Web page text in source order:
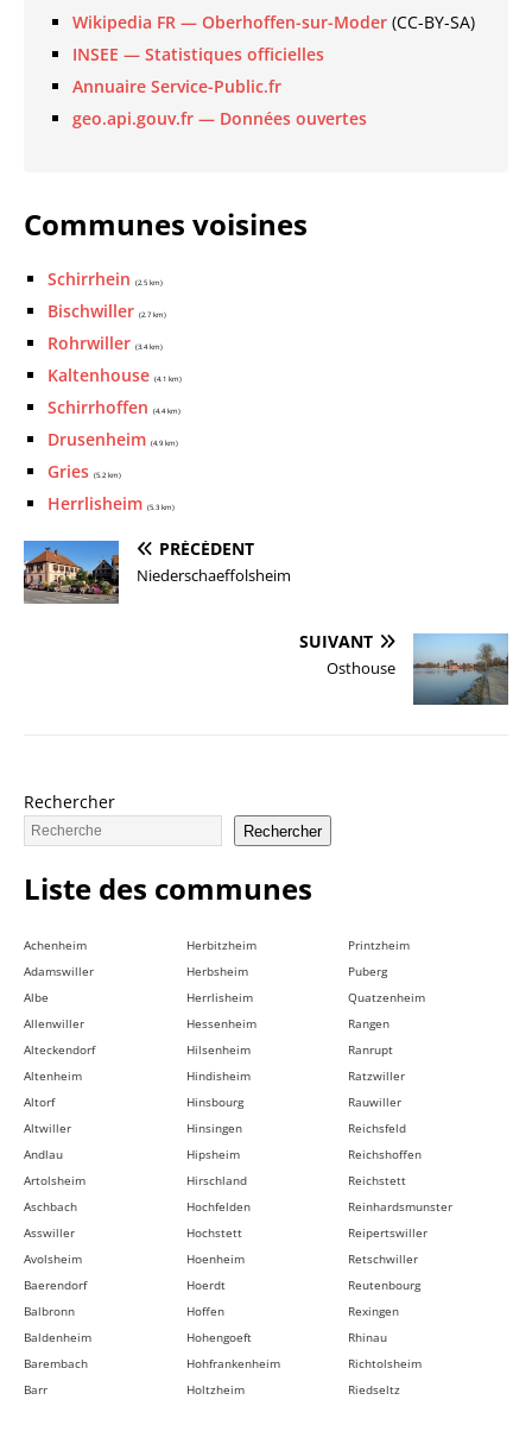
Wikipedia FR — Oberhoffen-sur-Moder (CC-BY-SA)
INSEE — Statistiques officielles
Annuaire Service-Public.fr
geo.api.gouv.fr — Données ouvertes
Communes voisines
Schirrhein (2.5 km)
Bischwiller (2.7 km)
Rohrwiller (3.4 km)
Kaltenhouse (4.1 km)
Schirrhoffen (4.4 km)
Drusenheim (4.9 km)
Gries (5.2 km)
Herrlisheim (5.3 km)
PRÉCÉDENT
Niederschaeffolsheim
SUIVANT
Osthouse
Rechercher
Rechercher
Liste des communes
Achenheim
Adamswiller
Albe
Allenwiller
Alteckendorf
Altenheim
Altorf
Altwiller
Andlau
Artolsheim
Aschbach
Asswiller
Avolsheim
Baerendorf
Balbronn
Baldenheim
Barembach
Barr
Herbitzheim
Herbsheim
Herrlisheim
Hessenheim
Hilsenheim
Hindisheim
Hinsbourg
Hinsingen
Hipsheim
Hirschland
Hochfelden
Hochstett
Hoenheim
Hoerdt
Hoffen
Hohengoeft
Hohfrankenheim
Holtzheim
Printzheim
Puberg
Quatzenheim
Rangen
Ranrupt
Ratzwiller
Rauwiller
Reichsfeld
Reichshoffen
Reichstett
Reinhardsmunster
Reipertswiller
Retschwiller
Reutenbourg
Rexingen
Rhinau
Richtolsheim
Riedseltz